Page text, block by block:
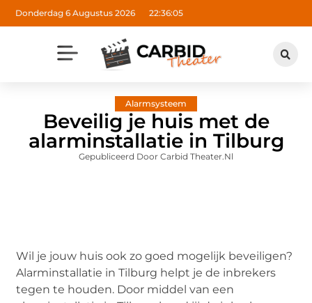
Donderdag 6 Augustus 2026 22:36:06
Alarmsysteem
Beveilig je huis met de
alarminstallatie in Tilburg
Gepubliceerd Door Carbid Theater.nl
Wil je jouw huis ook zo goed mogelijk beveiligen?
Alarminstallatie in Tilburg helpt je de inbrekers
tegen te houden. Door middel van een